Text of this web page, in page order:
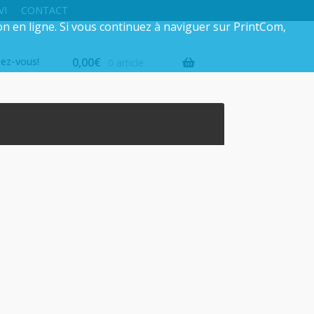
CONTACT
vous!
0,00€
ligne. Si vous continuez à naviguer sur PrintCom,